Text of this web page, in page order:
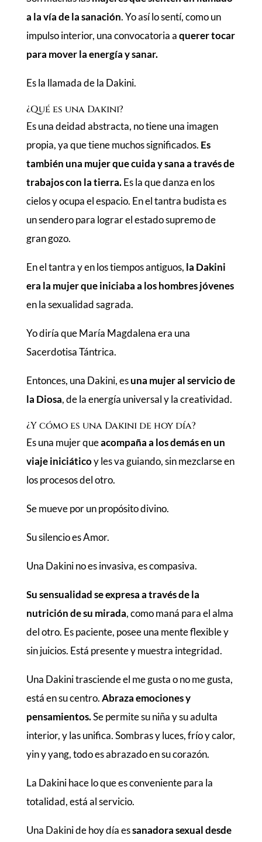
a la vía de la sanación. Yo así lo sentí, como un
impulso interior, una convocatoria aquerer tocar
para mover la energía y sanar.
Es la llamada de la Dakini.
¿Qué es una Dakini?
Es una deidad abstracta, no tiene una imagen
propia, ya que tiene muchos significados. Es
también una mujer que cuida y sana a través de
trabajos con la tierra.Es la que danza en los
cielos y ocupa el espacio. En el tantra budista es
un sendero para lograr el estado supremo de
gran gozo.
En el tantra y en los tiempos antiguos, la Dakini
era la mujer que iniciaba a los hombres jóvenes
en la sexualidad sagrada.
Yo diría que María Magdalena era una
Sacerdotisa Tántrica.
Entonces, una Dakini, esuna mujer al servicio de
la Diosa, de la energía universal y la creatividad.
¿Y cómo es una Dakini de hoy día?
Es una mujer queacompaña a los demás en un
viaje iniciáticoy les va guiando, sin mezclarse en
los procesos del otro.
Se mueve por un propósito divino.
Su silencio es Amor.
Una Dakini no es invasiva, es compasiva.
Su sensualidad se expresa a través de la
nutrición de su mirada, como maná para el alma
del otro. Es paciente, posee una mente flexible y
sin juicios. Está presente y muestra integridad.
Una Dakini trasciende el me gusta o no me gusta,
está en su centro.Abraza emociones y
pensamientos.Se permite su niña y su adulta
interior, y las unifica. Sombras y luces, frío y calor,
yin y yang, todo es abrazado en su corazón.
La Dakini hace lo que es conveniente para la
totalidad, está al servicio.
Una Dakini de hoy día essanadora sexual desde